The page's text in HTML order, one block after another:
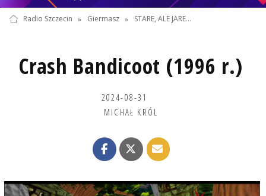
Radio Szczecin » Giermasz » STARE, ALE JARE...
Crash Bandicoot (1996 r.)
2024-08-31
MICHAŁ KRÓL